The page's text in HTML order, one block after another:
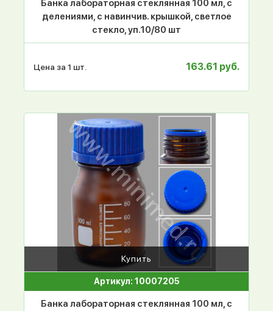
Банка лабораторная стеклянная 100 мл, с
делениями, с навинчив. крышкой, светлое
стекло, уп.10/80 шт
Цена за 1 шт. 163.61 руб.
Купить
Артикул: 10007205
Банка лабораторная стеклянная 100 мл, с